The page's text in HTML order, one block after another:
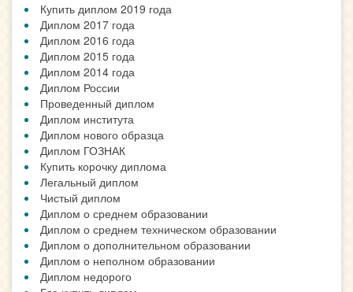
Купить диплом 2019 года
Диплом 2017 года
Диплом 2016 года
Диплом 2015 года
Диплом 2014 года
Диплом России
Проведенный диплом
Диплом института
Диплом нового образца
Диплом ГОЗНАК
Купить корочку диплома
Легальный диплом
Чистый диплом
Диплом о среднем образовании
Диплом о среднем техническом образовании
Диплом о дополнительном образовании
Диплом о неполном образовании
Диплом недорого